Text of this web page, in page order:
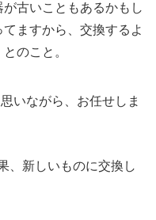
古いこともあるかもし
ますから、交換するよ
のこと。
いながら、お任せしま
、新しいものに交換し